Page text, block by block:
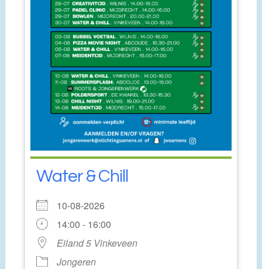
Water & Chill
10-08-2026
14:00 - 16:00
Eiland 5 Vinkeveen
Jongeren